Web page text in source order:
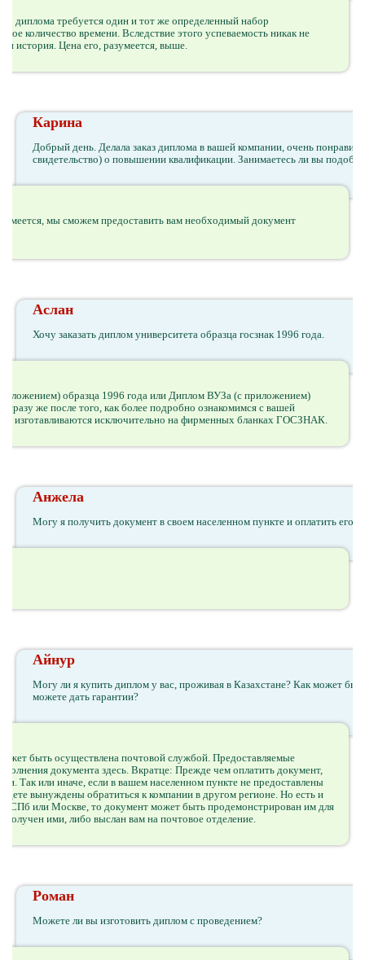
диплома требуется один и тот же определенный набор
количество времени. Вследствие этого успеваемость никак не
история. Цена его, разумеется, выше.
Карина
Добрый день. Делала заказ диплома в вашей компании, очень
свидетельство) о повышении квалификации. Занимаетесь ли вы
мы сможем предоставить вам необходимый документ
Аслан
Хочу заказать диплом университета образца госзнак 1996 года.
образца 1996 года или Диплом ВУЗа (с приложением)
же после того, как более подробно ознакомимся с вашей
изготавливаются исключительно на фирменных бланках ГОСЗНАК.
Анжела
Могу я получить документ в своем населенном пункте и оплатить его
Айнур
Могу ли я купить диплом у вас, проживая в Казахстане? Как может
можете дать гарантии?
быть осуществлена почтовой службой. Предоставляемые
документа здесь. Вкратце: Прежде чем оплатить документ,
Так или иначе, если в вашем населенном пункте не предоставлены
вынуждены обратиться к компании в другом регионе. Но есть и
в СПб или Москве, то документ может быть продемонстрирован им для
ими, либо выслан вам на почтовое отделение.
Роман
Можете ли вы изготовить диплом с проведением?